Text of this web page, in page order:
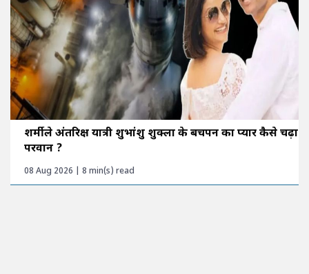
शर्मीले अंतरिक्ष यात्री शुभांशु शुक्ला के बचपन का प्यार कैसे चढ़ा
परवान ?
08 Aug 2026 | 8 min(s) read